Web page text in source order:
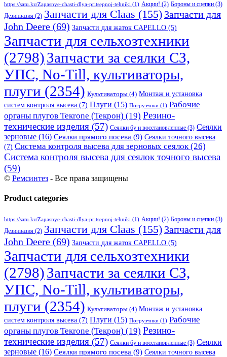
https://satu.kz/Zapasnye-chasti-dlya-pritsepnoj-tehniki (1) Акции! (2) Бороны и сцепки (3)
Дезинвазия (2) Запчасти для Claas (155) Запчасти для
John Deere (69) Запчасти для жаток CAPELLO (5)
Запчасти для сельхозтехники
(2798)Запчасти за сеялки СЗ,
УПС, No-Till, культиваторы,
плуги (2354) Культиваторы (4) Монтаж и установка
систем контроля высева (7) Плуги (15) Погрузчики (1) Рабочие
органы плугов Текrоne (Текрон) (19) Резино-
технические изделия (57) Сеялки бу и восстановленные (3) Сеялки
зерновые (16) Сеялки прямого посева (9) Сеялки точного высева
(7) Система контроля высева для зерновых сеялок(26)
Система контроля высева для сеялок точного высева
(59)
© Ремсинтез - Все права защищены
Product categories
https://satu.kz/Zapasnye-chasti-dlya-pritsepnoj-tehniki (1) Акции! (2) Бороны и сцепки (3)
Дезинвазия (2) Запчасти для Claas (155) Запчасти для
John Deere (69) Запчасти для жаток CAPELLO (5)
Запчасти для сельхозтехники
(2798)Запчасти за сеялки СЗ,
УПС, No-Till, культиваторы,
плуги (2354) Культиваторы (4) Монтаж и установка
систем контроля высева (7) Плуги (15) Погрузчики (1) Рабочие
органы плугов Текrоne (Текрон) (19) Резино-
технические изделия (57) Сеялки бу и восстановленные (3) Сеялки
зерновые (16) Сеялки прямого посева (9) Сеялки точного высева